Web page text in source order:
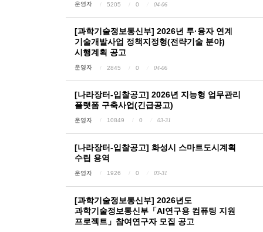
운영자 5205 0 04-06
[과학기술정보통신부] 2026년 투·융자 연계
기술개발사업 정책지정형(전략기술 분야)
시행계획 공고
운영자 2845 0 04-06
[나라장터-입찰공고] 2026년 지능형 업무관리
플랫폼 구축사업(긴급공고)
운영자 10849 0 03-31
[나라장터-입찰공고] 화성시 스마트도시계획
수립 용역
운영자 1926 0 03-31
[과학기술정보통신부] 2026년도
과학기술정보통신부「AI연구용 컴퓨팅 지원
프로젝트」참여연구자 모집 공고